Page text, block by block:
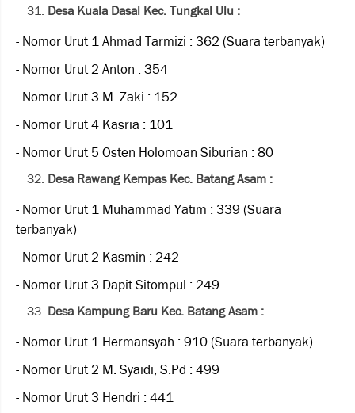
Desa Kuala Dasal Kec. Tungkal Ulu :
- Nomor Urut 1 Ahmad Tarmizi : 362 (Suara terbanyak)
- Nomor Urut 2 Anton : 354
- Nomor Urut 3 M. Zaki : 152
- Nomor Urut 4 Kasria : 101
- Nomor Urut 5 Osten Holomoan Siburian : 80
Desa Rawang Kempas Kec. Batang Asam :
- Nomor Urut 1 Muhammad Yatim : 339 (Suara
terbanyak)
- Nomor Urut 2 Kasmin : 242
- Nomor Urut 3 Dapit Sitompul : 249
Desa Kampung Baru Kec. Batang Asam :
- Nomor Urut 1 Hermansyah : 910 (Suara terbanyak)
- Nomor Urut 2 M. Syaidi, S.Pd : 499
- Nomor Urut 3 Hendri : 441